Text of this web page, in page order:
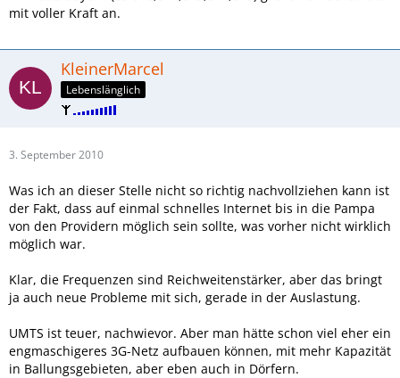
mit voller Kraft an.
KleinerMarcel
Lebenslänglich
3. September 2010
Was ich an dieser Stelle nicht so richtig nachvollziehen kann ist
der Fakt, dass auf einmal schnelles Internet bis in die Pampa
von den Providern möglich sein sollte, was vorher nicht wirklich
möglich war.
Klar, die Frequenzen sind Reichweitenstärker, aber das bringt
ja auch neue Probleme mit sich, gerade in der Auslastung.
UMTS ist teuer, nachwievor. Aber man hätte schon viel eher ein
engmaschigeres 3G-Netz aufbauen können, mit mehr Kapazität
in Ballungsgebieten, aber eben auch in Dörfern.